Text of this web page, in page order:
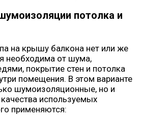
потолка и
на крышу балкона нет или же
необходима от шума,
покрытие стен и потолка
помещения. В этом варианте
шумоизоляционные, но и
используемых
применяются: